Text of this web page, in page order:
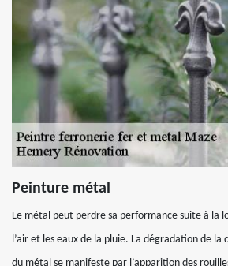
Peinture métal
Le métal peut perdre sa performance suite à la
l’air et les eaux de la pluie. La dégradation de
du métal se manifeste par l’apparition des